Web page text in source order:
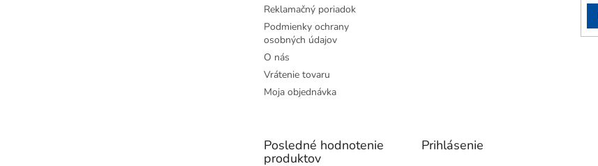
Reklamačný poriadok
Podmienky ochrany
osobných údajov
O nás
Vrátenie tovaru
Moja objednávka
Posledné hodnotenie
produktov
Prihlásenie